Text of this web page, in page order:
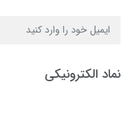
نماد الکترونیکی